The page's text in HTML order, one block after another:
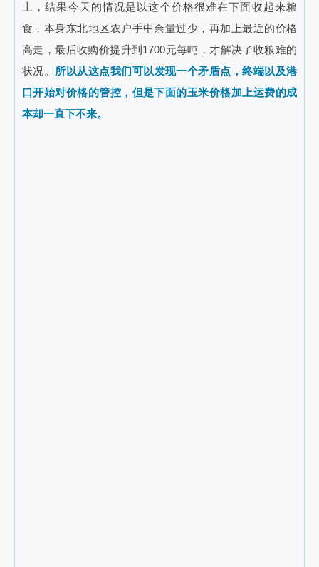
上，结果今天的情况是以这个价格很难在下面收起来粮
食，本身东北地区农户手中余量过少，再加上最近的价格
高走，最后收购价提升到1700元每吨，才解决了收粮难的
状况。 所以从这点我们可以发现一个矛盾点，终端以及港
口开始对价格的管控，但是下面的玉米价格加上运费的成
本却一直下不来。